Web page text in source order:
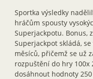
Sportka výsledky
hráčům spousty
Superjackpotu. Bonus,
Superjackpot skládá,
měsíců, přičemž se už
rozpuštění do hry 100x
dosáhnout hodnoty